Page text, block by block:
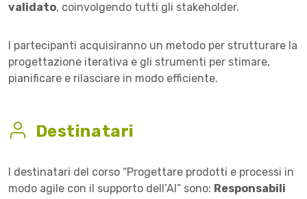
validato, coinvolgendo tutti gli stakeholder.
I partecipanti acquisiranno un metodo per strutturare la
progettazione iterativa e gli strumenti per stimare,
pianificare e rilasciare in modo efficiente.
Destinatari
I destinatari del corso “Progettare prodotti e processi in
modo agile con il supporto dell’AI” sono: Responsabili